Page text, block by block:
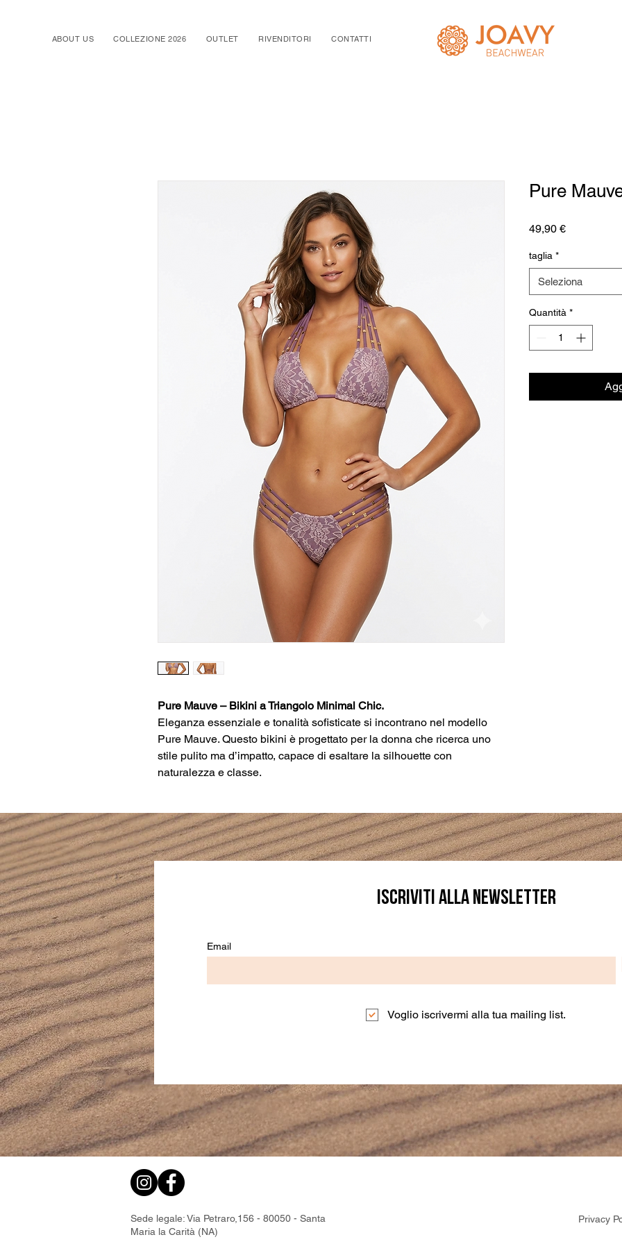
ABOUT US COLLEZIONE 2026 OUTLET RIVENDITORI CONTATTI
Pure Mauve – Bikini a Triangolo Minimal Chic.
Eleganza essenziale e tonalità sofisticate si incontrano nel modello
Pure Mauve. Questo bikini è progettato per la donna che ricerca uno
stile pulito ma d’impatto, capace di esaltare la silhouette con
naturalezza e classe.
Pure
49,90 €Prezzo
taglia *
Seleziona
Quantità *
Iscriviti alLA NEWSLETTER
Email
Voglio iscrivermi alla tua mailing list.
Sede legale: Via Petraro,156 - 80050 - Santa
Maria la Carità (NA)
Privacy